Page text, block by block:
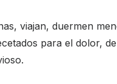
viajan, duermen
para el dolor,